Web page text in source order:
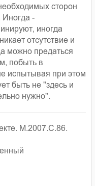
сторон
Иногда -
иногда
отсутствие и
можно предаться
побыть в
испытывая при этом
быть не "здесь и
нужно".
М.2007.С.86.